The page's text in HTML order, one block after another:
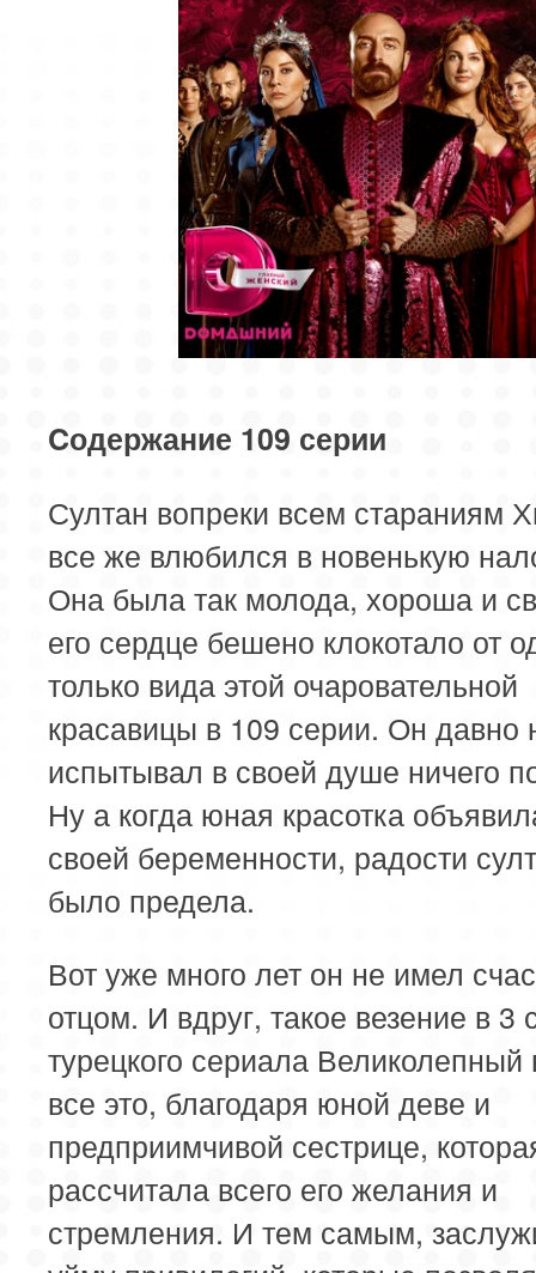
Cодержание 109 серии
Султан вопреки всем стараниям
все же влюбился в новенькую
Она была так молода, хороша и
его сердце бешено клокотало от
только вида этой очаровательной
красавицы в 109 серии. Он давно
испытывал в своей душе ничего
Ну а когда юная красотка
своей беременности, радости
было предела.
Вот уже много лет он не имел
отцом. И вдруг, такое везение в 3
турецкого сериала Великолепный
все это, благодаря юной деве и
предприимчивой сестрице,
рассчитала всего его желания и
стремления. И тем самым,